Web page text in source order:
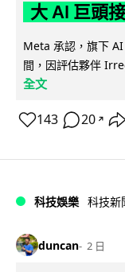
大 AI 巨頭
Meta 承認，旗下
間，因評估夥伴
全文
143 20 ↗
科技娛樂 科技新
duncan 2 日